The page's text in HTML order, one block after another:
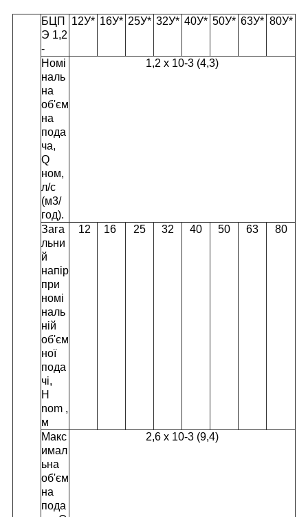
БЦП
Э 1,2
-
12У* 16У* 25У* 32У* 40У* 50У* 63У* 80У*
Номі
наль
на
об'єм
на
пода
ча,
Q
ном,
л/с
(м3/
год).
1,2 х 10-3 (4,3)
Зага
льни
й
напір
при
номі
наль
ній
об'єм
ної
пода
чі,
H
nom ,
м
12 16 25 32 40 50 63 80
Макс
имал
ьна
об'єм
на
пода
2,6 х 10-3 (9,4)